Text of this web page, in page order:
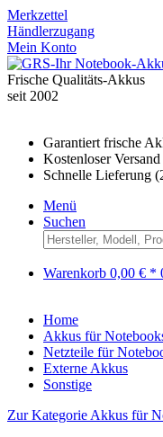
Merkzettel
Händlerzugang
Mein Konto
Frische Qualitäts-Akkus
seit 2002
Garantiert frische
Kostenloser
Schnelle Lieferung
Menü
Suchen
Warenkorb 0,00 € *
Home
Akkus für
Netzteile für
Externe Akkus
Sonstige
Zur Kategorie Akkus für